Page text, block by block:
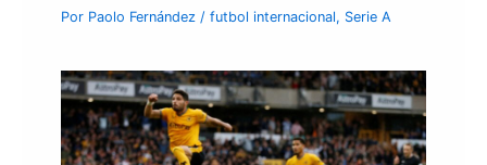
Por Paolo Fernández /futbol internacional, Serie A